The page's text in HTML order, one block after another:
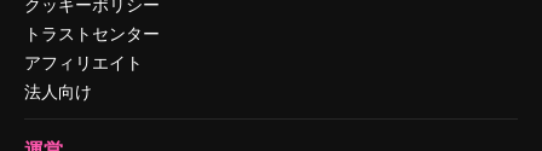
トラストセンター
アフィリエイト
法人向け